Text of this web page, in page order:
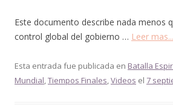
Este documento describe nada menos
control global del gobierno … Leer mas...
Esta entrada fue publicada en Batalla
Mundial,Tiempos Finales,Videos el 7